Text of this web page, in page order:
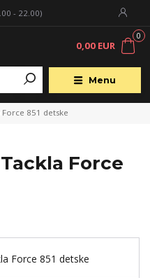
Menu
- 22.00)
0
0,00 EUR
851 detske
Force